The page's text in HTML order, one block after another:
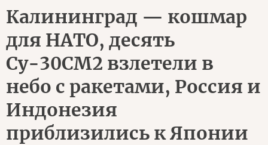
Калининград — кошмар
для НАТО, десять
Су-30СМ2 взлетели в
небо с ракетами, Россия и
Индонезия
приблизились к Японии